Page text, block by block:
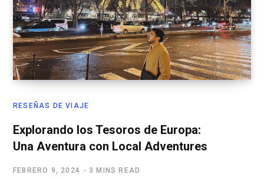
RESEÑAS DE VIAJE
Explorando los Tesoros de Europa:
Una Aventura con Local Adventures
FEBRERO 9, 2024 3 MINS READ